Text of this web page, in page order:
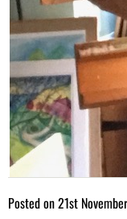
Posted on21st